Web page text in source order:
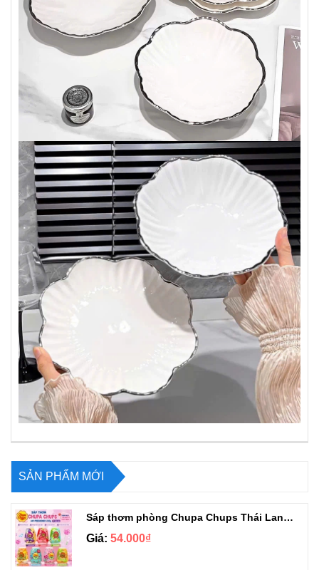
SẢN PHẨM MỚI
Sáp thơm phòng Chupa Chups Thái Lan 230g
Giá: 54.000₫